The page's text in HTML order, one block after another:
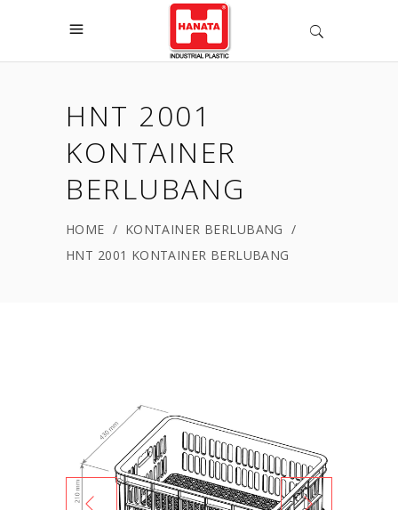
HNT 2001
KONTAINER
BERLUBANG
HOME / KONTAINER BERLUBANG /
HNT 2001 KONTAINER BERLUBANG